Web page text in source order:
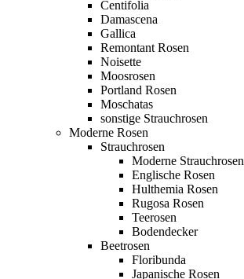
Centifolia
Damascena
Gallica
Remontant Rosen
Noisette
Moosrosen
Portland Rosen
Moschatas
sonstige Strauchrosen
Moderne Rosen
Strauchrosen
Moderne Strauchrosen
Englische Rosen
Hulthemia Rosen
Rugosa Rosen
Teerosen
Bodendecker
Beetrosen
Floribunda
Japanische Rosen